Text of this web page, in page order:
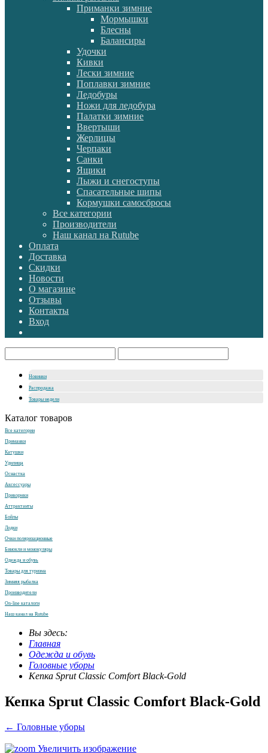
Приманки зимние
Мормышки
Блесны
Балансиры
Удочки
Кивки
Лески зимние
Поплавки зимние
Ледобуры
Ножи для ледобура
Палатки зимние
Ввертыши
Жерлицы
Черпаки
Санки
Ящики
Лыжи и снегоступы
Спасательные шипы
Кормушки самосбросы
Все категории
Производители
Наш канал на Rutube
Оплата
Доставка
Скидки
Новости
О магазине
Отзывы
Контакты
Вход
Новинки
Распродажа
Товары недели
Каталог товаров
Все категории
Приманки
Катушки
Удилища
Оснастка
Аксессуары
Прикормки
Аттрактанты
Бойлы
Лодки
Очки поляризационные
Бинокли и монокуляры
Одежда и обувь
Товары для туризма
Зимняя рыбалка
Производители
On-line каталоги
Наш канал на Rutube
Вы здесь:
Главная
Одежда и обувь
Головные уборы
Кепка Sprut Classic Comfort Black-Gold
Кепка Sprut Classic Comfort Black-Gold
← Головные уборы
Увеличить изображение